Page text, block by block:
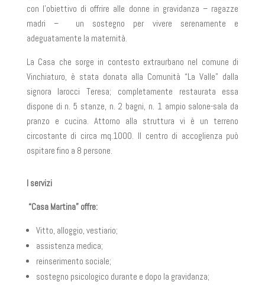
con l’obiettivo di offrire alle donne in gravidanza – ragazze
madri – un sostegno per vivere serenamente e
adeguatamente la maternità.
La Casa che sorge in contesto extraurbano nel comune di
Vinchiaturo, è stata donata alla Comunità “La Valle” dalla
signora Iarocci Teresa; completamente restaurata essa
dispone di n. 5 stanze, n. 2 bagni, n. 1 ampio salone-sala da
pranzo e cucina. Attorno alla struttura vi è un terreno
circostante di circa mq.1000. Il centro di accoglienza può
ospitare fino a 8 persone.
I servizi
“Casa Martina” offre:
Vitto, alloggio, vestiario;
assistenza medica;
reinserimento sociale;
sostegno psicologico durante e dopo la gravidanza;